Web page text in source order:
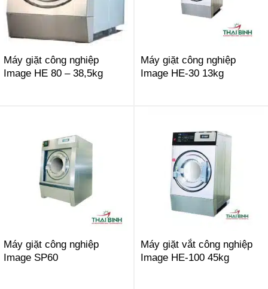
Máy giặt công nghiệp
Image HE 80 – 38,5kg
Máy giặt công nghiệp
Image HE-30 13kg
Máy giặt công nghiệp
Image SP60
Máy giặt vắt công nghiệp
Image HE-100 45kg